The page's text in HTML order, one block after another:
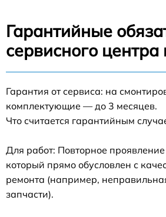
Гарантийные
сервисного
Гарантия от сервиса: на
комплектующие — до 3 месяцев.
Что считается гарантийным
Для работ: Повторное
который прямо обусловлен с
ремонта (например,
запчасти).